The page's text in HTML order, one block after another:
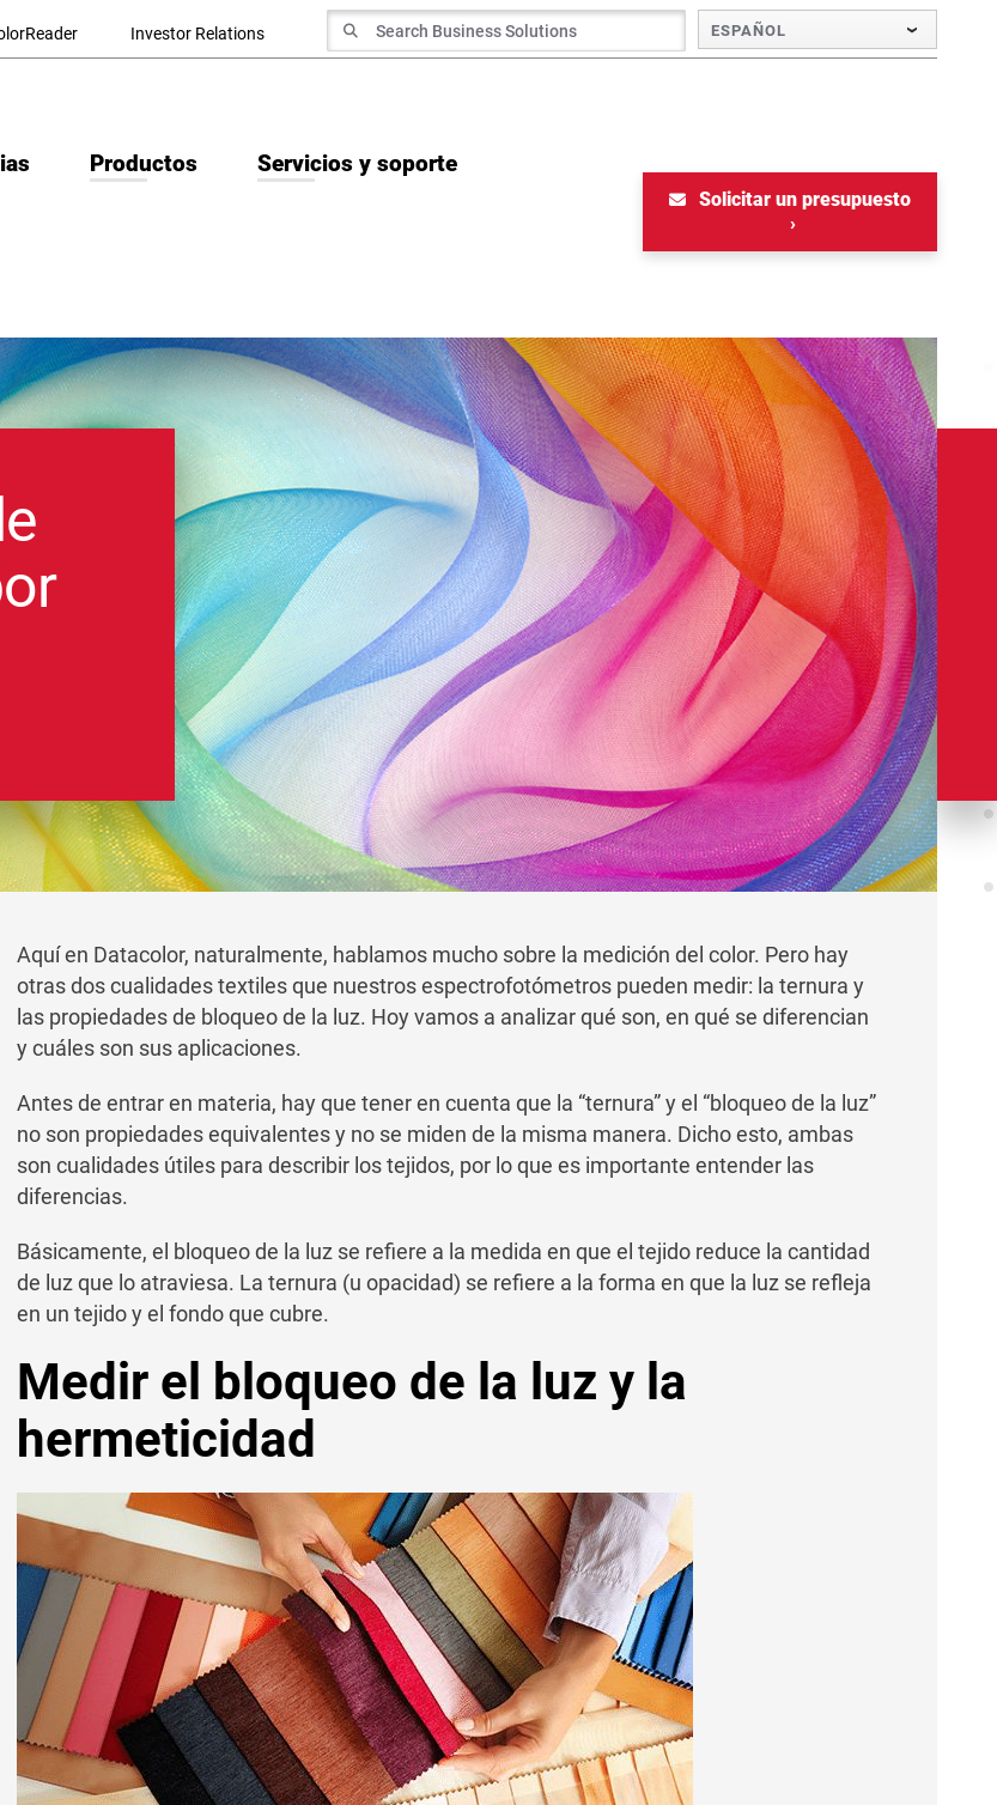
Investor Relations Search for
Search
ESPAÑOL
Productos Servicios y soporte
Solicitar un presupuesto
Aquí en Datacolor, naturalmente, hablamos mucho sobre la medición del color. Pero hay
otras dos cualidades textiles que nuestros espectrofotómetros pueden medir: la ternura y
las propiedades de bloqueo de la luz. Hoy vamos a analizar qué son, en qué se diferencian
y cuáles son sus aplicaciones.
Antes de entrar en materia, hay que tener en cuenta que la “ternura” y el “bloqueo de la luz”
no son propiedades equivalentes y no se miden de la misma manera. Dicho esto, ambas
son cualidades útiles para describir los tejidos, por lo que es importante entender las
diferencias.
Básicamente, el bloqueo de la luz se refiere a la medida en que el tejido reduce la cantidad
de luz que lo atraviesa. La ternura (u opacidad) se refiere a la forma en que la luz se refleja
en un tejido y el fondo que cubre.
Medir el bloqueo de la luz y la
hermeticidad